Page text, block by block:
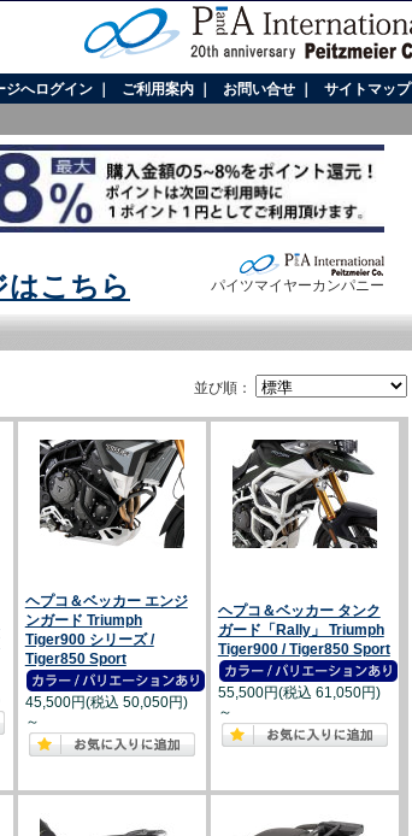
ジへログイン ご利用案内 お問い合せ サイトマップ
はこちら パイツマイヤーカンパニー
並び順：
ヘプコ＆ベッカー エンジ
ンガード Triumph
Tiger900 シリーズ /
Tiger850 Sport
45,500円(税込 50,050円)
～
ヘプコ＆ベッカー タンク
ガード「Rally」 Triumph
Tiger900 / Tiger850 Sport
55,500円(税込 61,050円)
～